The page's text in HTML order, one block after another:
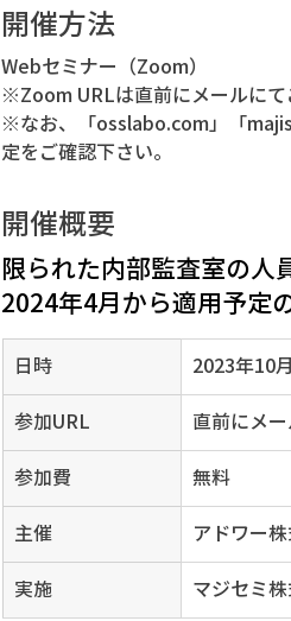
開催方法
Webセミナー（Zoom）
※Zoom URLは直前にメールにて
※なお、「osslabo.com」「
定をご確認下さい。
開催概要
限られた内部監査室の人
2024年4月から適用予定
日時
2023年10
参加URL
直前にメ
参加費
無料
主催
アドワー
​実施
マジセミ